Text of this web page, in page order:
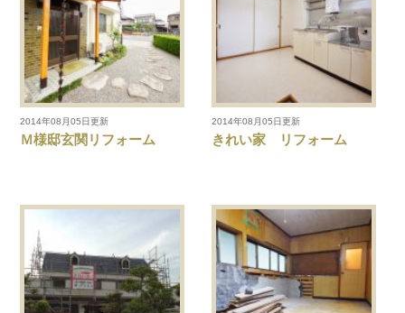
2014年08月05日更新
Ｍ様邸玄関リフォーム
2014年08月05日更新
きれい家 リフォーム